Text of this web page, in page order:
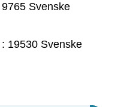
Svenske
19530 Svenske